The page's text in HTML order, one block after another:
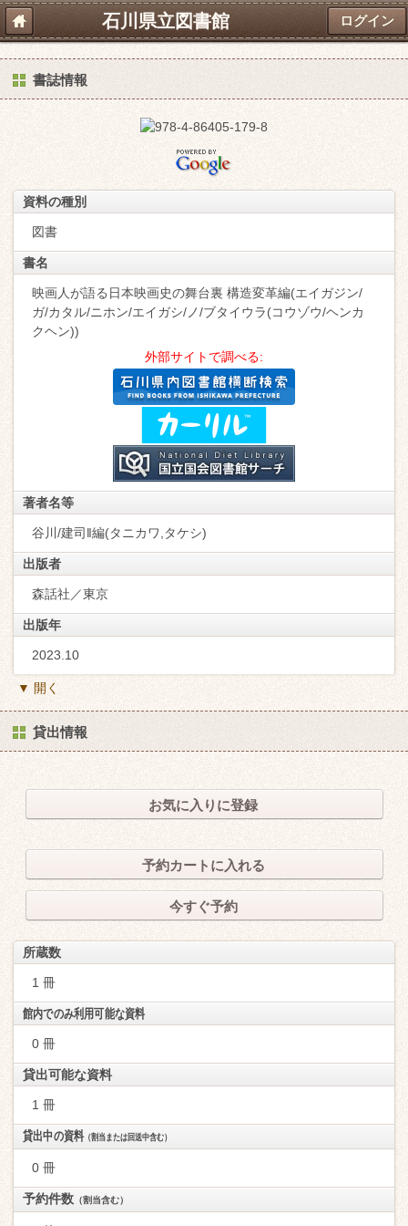
石川県立図書館 ログイン
書誌情報
資料の種別
図書
書名
映画人が語る日本映画史の舞台裏 構造変革編(エイガジン/
ガ/カタル/ニホン/エイガシ/ノ/ブタイウラ(コウゾウ/ヘンカ
クヘン))
外部サイトで調べる:
著者名等
谷川/建司‖編(タニカワ,タケシ)
出版者
森話社／東京
出版年
2023.10
▼ 開く
貸出情報
お気に入りに登録
予約カートに入れる
今すぐ予約
所蔵数
1 冊
館内でのみ利用可能な資料
0 冊
貸出可能な資料
1 冊
貸出中の資料（割当または回送中含む）
0 冊
予約件数 （割当含む）